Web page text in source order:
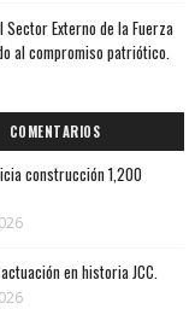
Externo de la Fuerza
al compromiso patriótico.
COMENTARIOS
construcción 1,200
en historia JCC.